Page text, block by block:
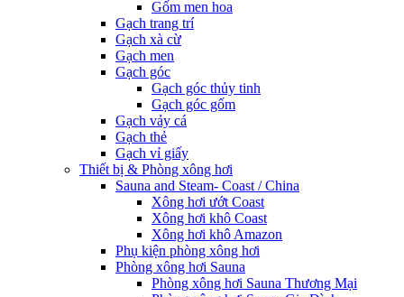
Gốm men hoa
Gạch trang trí
Gạch xà cừ
Gạch men
Gạch góc
Gạch góc thủy tinh
Gạch góc gốm
Gạch vảy cá
Gạch thẻ
Gạch vỉ giấy
Thiết bị & Phòng xông hơi
Sauna and Steam- Coast / China
Xông hơi ướt Coast
Xông hơi khô Coast
Xông hơi khô Amazon
Phụ kiện phòng xông hơi
Phòng xông hơi Sauna
Phòng xông hơi Sauna Thương Mại